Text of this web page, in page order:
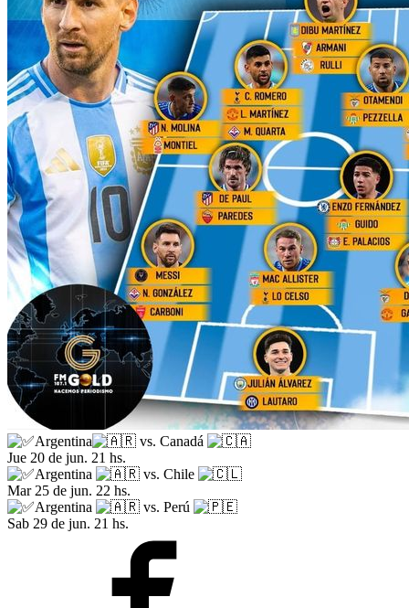
Argentina
vs. Canadá
Jue 20 de jun. 21 hs.
Argentina
vs. Chile
Mar 25 de jun. 22 hs.
Argentina
vs. Perú
Sab 29 de jun. 21 hs.